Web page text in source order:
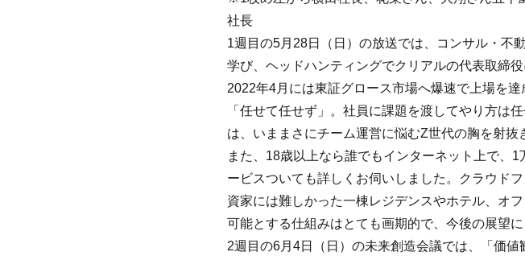
社長
1週目の5月28日（日）の放送では、コンサル・不
学び、ヘッドハンティングでクリアルの代表取締
2022年4月には東証グロース市場へ爆速で上場を
「任せて任せず」。社員に課題を渡してやり方は
は、いままさにチーム運営に悩むZ世代の胸を射抜
また、18歳以上なら誰でもインターネット上で、
ービスついても詳しくお伺いしました。クラウド
資家には難しかった一棟レジデンスやホテル、オ
可能とする仕組みはとても画期的で、今後の展望に
2週目の6月4日（日）の未来創造会議では、「価